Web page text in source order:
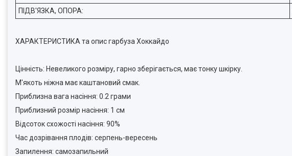
ПІДВ'ЯЗКА, ОПОРА:
ХАРАКТЕРИСТИКА та опис гарбуза Хоккайдо
Цінність: Невеликого розміру, гарно зберігається, має тонку шкірку.
М'якоть ніжна має каштановий смак.
Приблизна вага насіння: 0.2 грами
Приблизний розмір насіння: 1 см
Відсоток схожості насіння: 90%
Час дозрівання плодів: серпень-вересень
Запилення: самозапильний